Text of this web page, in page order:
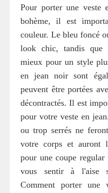
Pour porter une veste
bohème, il est
couleur. Le bleu foncé
look chic, tandis que
mieux pour un style
en jean noir sont
peuvent être portées
décontractés. Il est
pour votre veste en
ou trop serrés ne
votre corps et auront
pour une coupe
vous sentir à l'aise
Comment porter une